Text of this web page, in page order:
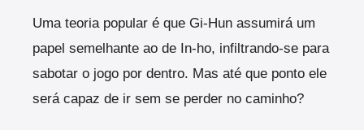
Uma teoria popular é que Gi-Hun assumirá um
papel semelhante ao de In-ho, infiltrando-se para
sabotar o jogo por dentro. Mas até que ponto ele
será capaz de ir sem se perder no caminho?